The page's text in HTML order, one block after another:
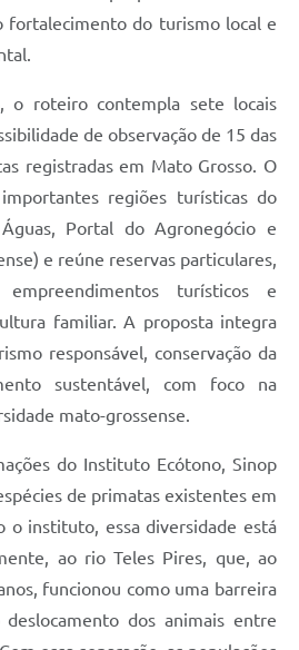
fortalecimento do turismo local e
o roteiro contempla sete locais
de observação de 15 das
registradas em Mato Grosso. O
regiões turísticas do
Portal do Agronegócio e
e reúne reservas particulares,
empreendimentos turísticos e
familiar. A proposta integra
responsável, conservação da
sustentável, com foco na
mato-grossense.
do Instituto Ecótono, Sinop
de primatas existentes em
o instituto, essa diversidade está
ao rio Teles Pires, que, ao
funcionou como uma barreira
dos animais entre